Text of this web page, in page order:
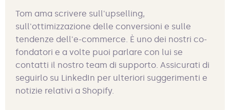
Tom ama scrivere sull'upselling,
sull'ottimizzazione delle conversioni e sulle
tendenze dell'e-commerce. È uno dei nostri co-
fondatori e a volte puoi parlare con lui se
contatti il nostro team di supporto. Assicurati di
seguirlo su LinkedIn per ulteriori suggerimenti e
notizie relativi a Shopify.